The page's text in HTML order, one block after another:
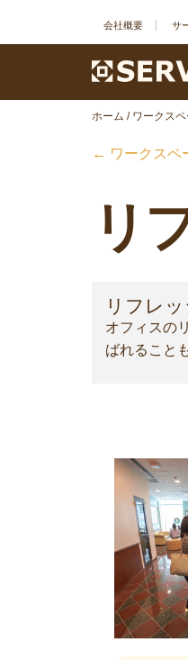
会社概要 サ
ホーム / ワークス
← ワークスペ
リ
リフレ
オフィスの
ばれること